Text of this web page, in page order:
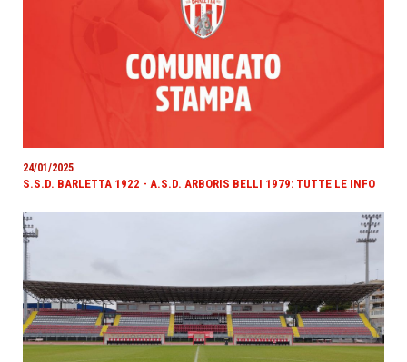
24/01/2025
S.S.D. BARLETTA 1922 - A.S.D. ARBORIS BELLI 1979: TUTTE LE INFO